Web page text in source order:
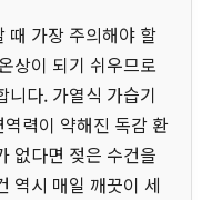
때 가장 주의해야 할
상이 되기 쉬우므로
니다. 가열식 가습기
력이 약해진 독감 환
없다면 젖은 수건을
역시 매일 깨끗이 세